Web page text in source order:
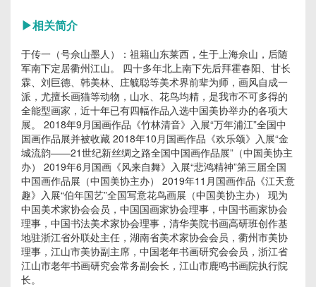
▶相关简介
于传一（号佘山墨人）：祖籍山东莱西，生于上海佘山，后随
军南下定居衢州江山。 四十多年北上南下先后拜霍春阳、甘长
霖、刘巨德、韩美林、庄毓聪等美术界前辈为师，画风自成一
派，尤擅长画猫等动物，山水、花鸟均精，是我市不可多得的
全能型画家，近十年已有四幅作品入选中国美协举办的各项大
展。 2018年9月国画作品《竹林清音》入展“万年浦江”全国中
国画作品展并被收藏 2018年10月国画作品《欢乐颂》入展“金
城流韵——21世纪新丝绸之路全国中国画作品展”（中国美协主
办） 2019年6月国画《风来自舞》入展“悲鸿精神”第三届全国
中国画作品展（中国美协主办） 2019年11月国画作品《江天意
趣》入展“伯年国艺”全国写意花鸟画展（中国美协主办） 现为
中国美术家协会会员，中国国画家协会理事，中国书画家协会
理事，中国书法美术家协会理事，清华美院书画高研班创作基
地驻浙江省外联处主任，湖南省美术家协会会员，衢州市美协
理事，江山市美协副主席，中国老年书画研究会会员，浙江省
江山市老年书画研究会常务副会长，江山市鹿鸣书画院执行院
长。